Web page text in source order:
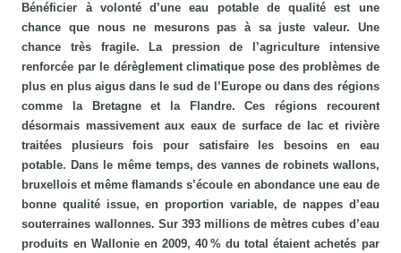
Bénéficier à volonté d’une eau potable de qualité est une
chance que nous ne mesurons pas à sa juste valeur. Une
chance très fragile. La pression de l’agriculture intensive
renforcée par le dérèglement climatique pose des problèmes de
plus en plus aigus dans le sud de l’Europe ou dans des régions
comme la Bretagne et la Flandre. Ces régions recourent
désormais massivement aux eaux de surface de lac et rivière
traitées plusieurs fois pour satisfaire les besoins en eau
potable. Dans le même temps, des vannes de robinets wallons,
bruxellois et même flamands s’écoule en abondance une eau de
bonne qualité issue, en proportion variable, de nappes d’eau
souterraines wallonnes. Sur 393 millions de mètres cubes d’eau
produits en Wallonie en 2009, 40 % du total étaient achetés par